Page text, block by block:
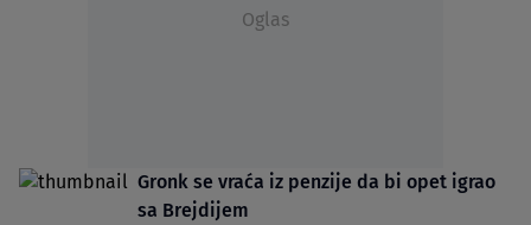
Oglas
Gronk se vraća iz penzije da bi opet igrao
sa Brejdijem